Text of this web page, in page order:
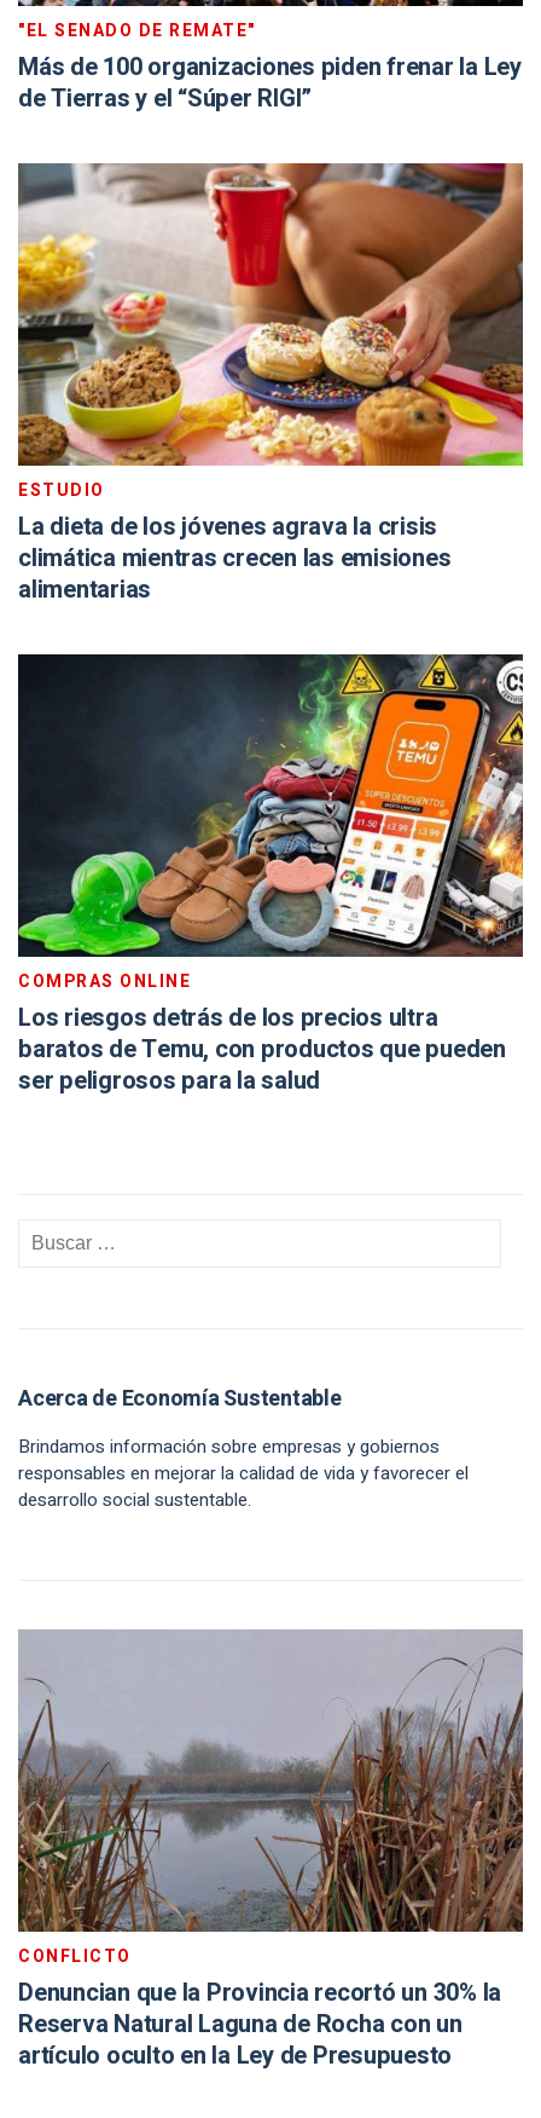
"EL SENADO DE REMATE"
Más de 100 organizaciones piden frenar la Ley
de Tierras y el “Súper RIGI”
ESTUDIO
La dieta de los jóvenes agrava la crisis
climática mientras crecen las emisiones
alimentarias
COMPRAS ONLINE
Los riesgos detrás de los precios ultra
baratos de Temu, con productos que pueden
ser peligrosos para la salud
Acerca de Economía Sustentable
Brindamos información sobre empresas y gobiernos
responsables en mejorar la calidad de vida y favorecer el
desarrollo social sustentable.
CONFLICTO
Denuncian que la Provincia recortó un 30% la
Reserva Natural Laguna de Rocha con un
artículo oculto en la Ley de Presupuesto